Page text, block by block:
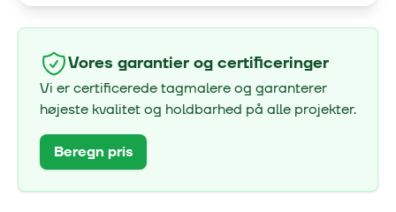
Vores garantier og certificeringer
Vi er certificerede tagmalere og garanterer
højeste kvalitet og holdbarhed på alle projekter.
Beregn pris